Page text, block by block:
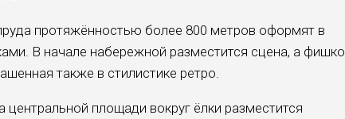
протяжённостью более 800 метров оформят в
В начале набережной разместится сцена, а
также в стилистике ретро.
центральной площади вокруг ёлки разместится